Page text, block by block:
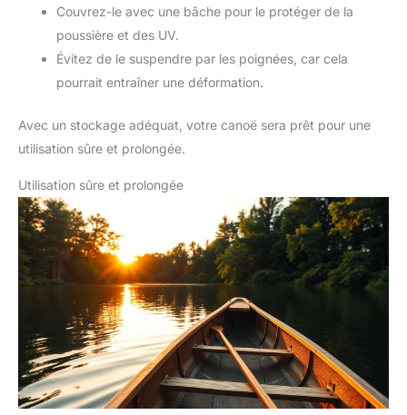
Couvrez-le avec une bâche pour le protéger de la
poussière et des UV.
Évitez de le suspendre par les poignées, car cela
pourrait entraîner une déformation.
Avec un stockage adéquat, votre canoë sera prêt pour une
utilisation sûre et prolongée.
Utilisation sûre et prolongée